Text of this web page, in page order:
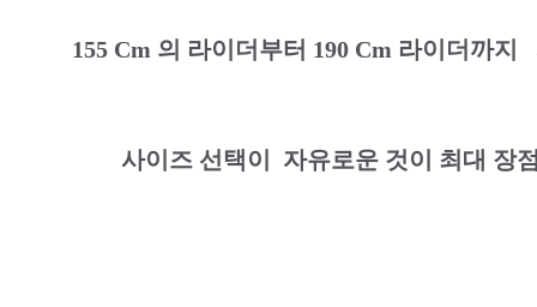
155 Cm 의 라이더부터 190 Cm 라이더까
사이즈 선택이 자유로운 것이 최대 장